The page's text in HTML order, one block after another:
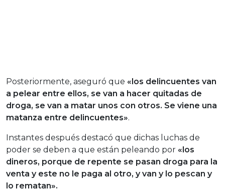
Posteriormente, aseguró que «los delincuentes van
a pelear entre ellos, se van a hacer quitadas de
droga, se van a matar unos con otros. Se viene una
matanza entre delincuentes».
Instantes después destacó que dichas luchas de
poder se deben a que están peleando por «los
dineros, porque de repente se pasan droga para la
venta y este no le paga al otro, y van y lo pescan y
lo rematan».